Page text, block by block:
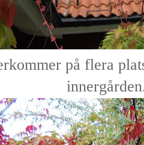
på flera